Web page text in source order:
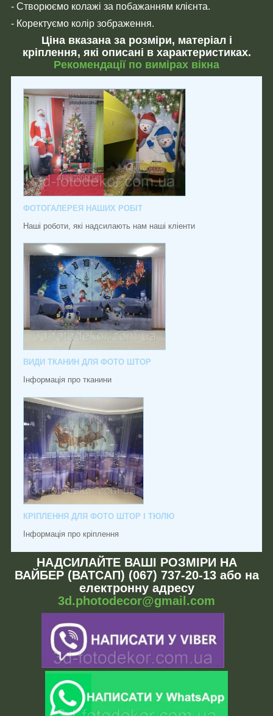
- Створюємо колажі за побажанням клієнта.
- Коректуємо колір зображення.
Ціна вказана за розміри, матеріал і
кріплення, які описані в характеристиках.
Рекомендації по вимірах вікна
ФОТОГАЛЕРЕЯ НАШИХ РОБІТ
Наші роботи, які надсилають нам наші кліенти
ВИДИ ТКАНИН ДЛЯ ФОТО ШТОР
Інформація про тканини
КРІПЛЕННЯ ДЛЯ ФОТО ШТОР І ТЮЛЮ
Інформація про кріплення
НАДСИЛАЙТЕ ВАШІ РОЗМІРИ НА
ВАЙБЕР (ВАТСАП) (067) 737-20-13 або на
електронну адресу
3d.photodecor@gmail.com